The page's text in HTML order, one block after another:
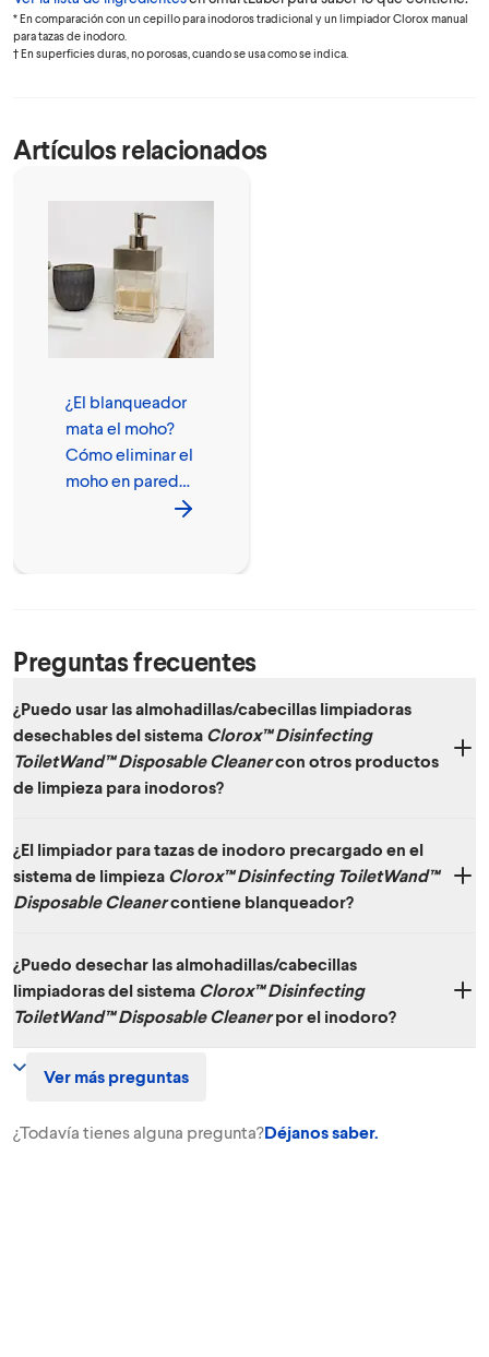
* En comparación con un cepillo para inodoros tradicional y un limpiador Clorox manual
para tazas de inodoro.
† En superficies duras, no porosas, cuando se usa como se indica.
Artículos relacionados
¿El blanqueador
mata el moho?
Cómo eliminar el
moho en paredes
Preguntas frecuentes
¿Puedo usar las almohadillas/cabecillas limpiadoras
desechables del sistema Clorox™ Disinfecting
ToiletWand™ Disposable Cleanercon otros productos
de limpieza para inodoros?
Disinfecting ToiletWand™ Disposable Cleanerya tiene limpiador en el
interior y no debe utilizarse con otros productos de limpieza para
inodoros.
¿El limpiador para tazas de inodoro precargado en el
sistema de limpieza Clorox™ Disinfecting ToiletWand™
Disposable Cleanercontiene blanqueador?
¿Puedo desechar las almohadillas/cabecillas
limpiadoras del sistema Clorox™ Disinfecting
ToiletWand™ Disposable Cleanerpor el inodoro?
basura y no deben ser desechadas en la taza del inodoro.
Ver más preguntas
¿Todavía tienes alguna pregunta?Déjanos saber.